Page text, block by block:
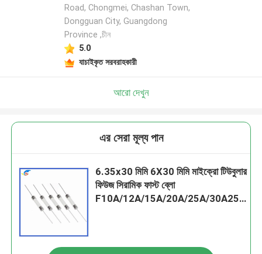
Road, Chongmei, Chashan Town,
Dongguan City, Guangdong
Province ,চীন
5.0
যাচাইকৃত সরবরাহকারী
আরো দেখুন
এর সেরা মূল্য পান
6.35x30 মিমি 6X30 মিমি মাইক্রো টিউবুলার
ফিউজ সিরামিক ফাস্ট ব্লো
F10A/12A/15A/20A/25A/30A250V